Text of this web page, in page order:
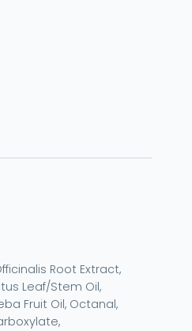
Root Extract,
Leaf/Stem Oil,
Fruit Oil, Octanal,